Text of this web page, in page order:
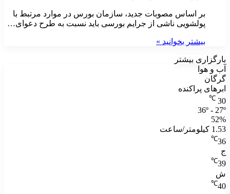
بر اساس مصوبات جدید، سازمان بورس در موارد مرتبط با
پولشویی ناشی از جرایم بورسی باید نسبت به طرح دعوای…
بیشتر بخوانید »
بارگزاری بیشتر
آب و هوا
گرگان
ابرهای پراکنده
30
℃
36º - 27º
52%
1.53 کیلومتر/ساعت
36
℃
ج
39
℃
ش
40
℃